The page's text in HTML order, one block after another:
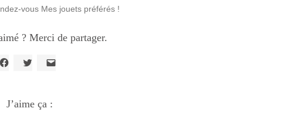
vous Mes jouets préférés !
? Merci de partager.
Facebook(ouvre
dans
Twitter(ouvre
dans
lien
par
J’aime ça :